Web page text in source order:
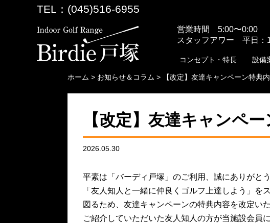
TEL：(045)516-6955
営業時間 5:00〜0:00
スタッフアワー 平日：
コンセプト・特長 設備
ホーム > お知らせ＆コラム > 【改定】友達キャンペーン特典
【改定】友達キャンペ
2026.05.30
平素は「バーディ戸塚」のご利用、誠にありがと
「友人知人と一緒に仲良くゴルフ上達しよう」
図るため、友達キャンペーンの特典内容を改定いた
ご紹介していただいた友人知人の方が当施設会員